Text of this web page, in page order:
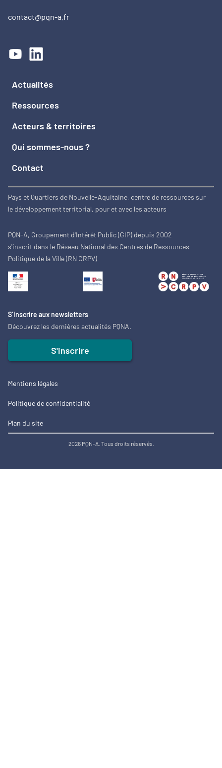
contact@pqn-a.fr
Actualités
Ressources
Acteurs & territoires
Qui sommes-nous ?
Contact
Pays et Quartiers de Nouvelle-Aquitaine, centre de ressources sur
le développement territorial, pour et avec les acteurs
PQN-A, Groupement d'Intérêt Public (GIP) depuis 2002
s'inscrit dans le Réseau National des Centres de Ressources
Politique de la Ville (RN CRPV)
S’inscrire aux newsletters
Découvrez les dernières actualités PQNA.
S'inscrire
Mentions légales
Politique de confidentialité
Plan du site
2026 PQN-A. Tous droits réservés.